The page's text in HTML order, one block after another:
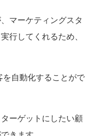
マーケティングスタ
行してくれるため、
を自動化することがで
ーゲットにしたい顧